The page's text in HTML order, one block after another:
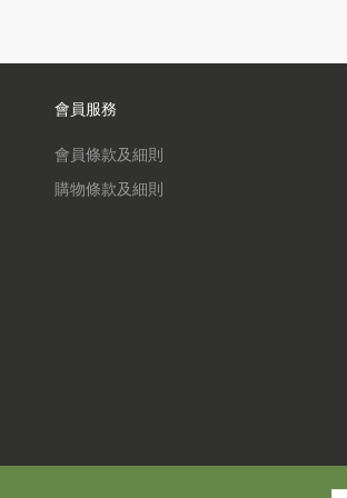
會員服務
會員條款及細則
購物條款及細則